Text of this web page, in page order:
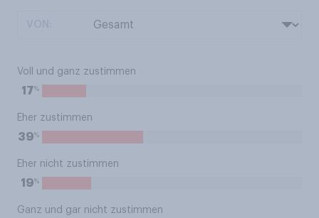
Voll und ganz zustimmen
17%
Eher zustimmen
39%
Eher nicht zustimmen
19%
Ganz und gar nicht zustimmen